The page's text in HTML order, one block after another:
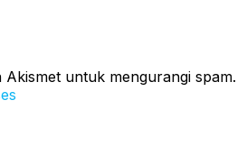
Akismet untuk mengurangi spam.